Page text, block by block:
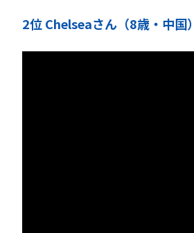
2位 Chelseaさん（8歳・中国）